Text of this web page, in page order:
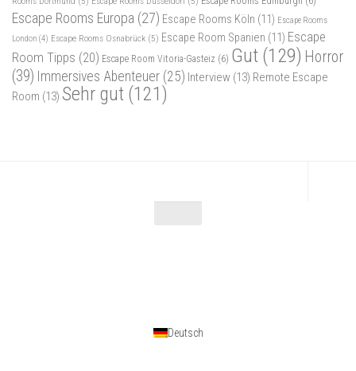
Escape Rooms Europa (27) Escape Rooms Köln (11) Escape Rooms
London (4) Escape Rooms Osnabrück (5) Escape Room Spanien (11) Escape
Room Tipps (20) Escape Room Vitoria-Gasteiz (6) Gut (129) Horror
(39) Immersives Abenteuer (25) Interview (13) Remote Escape
Room (13) Sehr gut (121)
Deutsch